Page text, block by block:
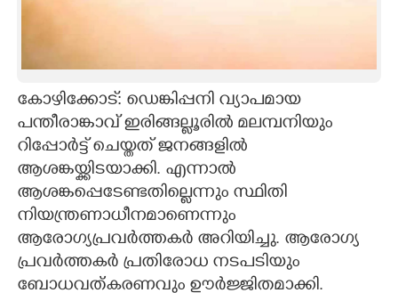
CARTOONS
LITERATURE
ZOOM
CONTACT US
കോഴിക്കോട്: ഡെങ്കിപ്പനി വ്യാപമായ
പന്തീരാങ്കാവ് ഇരിങ്ങല്ലൂരിൽ മലമ്പനിയും
റിപ്പോർട്ട് ചെയ്തത് ജനങ്ങളിൽ
ആശങ്കയ്ക്കിടയാക്കി. എന്നാൽ
ആശങ്കപ്പെടേണ്ടതില്ലെന്നും സ്ഥിതി
നിയന്ത്രണാധീനമാണെന്നും
ആരോഗ്യപ്രവർത്തകർ അറിയിച്ചു. ആരോഗ്യ
പ്രവർത്തകർ പ്രതിരോധ നടപടിയും
ബോധവത്കരണവും ഊർജ്ജിതമാക്കി.